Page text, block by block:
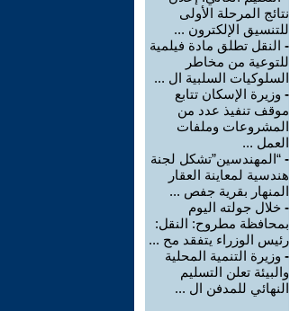
نتائج المرحلة الأولى
للتنسيق الإلكترون ...
- النقل تطلق مادة فيلمية
للتوعية من مخاطر
السلوكيات السلبية ال ...
- وزيرة الإسكان تتابع
موقف تنفيذ عدد من
المشروعات وملفات
العمل ...
- “المهندسين”تشكل لجنة
هندسية لمعاينة العقار
المنهار بقرية جفص ...
- خلال جولته اليوم
بمحافظة مطروح: النقل:
رئيس الوزراء يتفقد مح ...
- وزيرة التنمية المحلية
والبيئة تعلن التسليم
النهائي للمدفن ال ...